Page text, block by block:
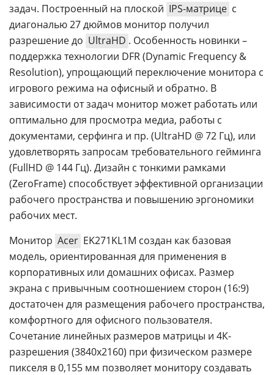
задач. Построенный на плоской IPS-матрице с
диагональю 27 дюймов монитор получил
разрешение до UltraHD . Особенность новинки –
поддержка технологии DFR (Dynamic Frequency &
Resolution), упрощающий переключение монитора с
игрового режима на офисный и обратно. В
зависимости от задач монитор может работать или
оптимально для просмотра медиа, работы с
документами, серфинга и пр. (UltraHD @ 72 Гц), или
удовлетворять запросам требовательного гейминга
(FullHD @ 144 Гц). Дизайн с тонкими рамками
(ZeroFrame) способствует эффективной организации
рабочего пространства и повышению эргономики
рабочих мест.
Монитор Acer EK271KL1M создан как базовая
модель, ориентированная для применения в
корпоративных или домашних офисах. Размер
экрана с привычным соотношением сторон (16:9)
достаточен для размещения рабочего пространства,
комфортного для офисного пользователя.
Сочетание линейных размеров матрицы и 4К-
разрешения (3840x2160) при физическом размере
пикселя в 0,155 мм позволяет монитору создавать